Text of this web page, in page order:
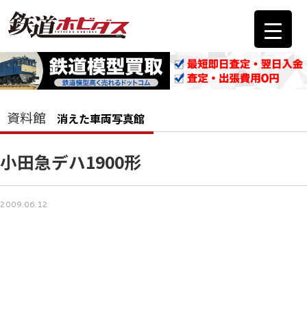
資料館 消えた車両写真館
小田急デハ1900形
2009.06.12